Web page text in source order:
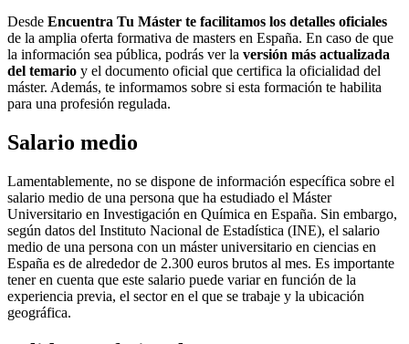
Desde Encuentra Tu Máster te facilitamos los detalles oficiales
de la amplia oferta formativa de masters en España. En caso de que
la información sea pública, podrás ver la versión más actualizada
del temario y el documento oficial que certifica la oficialidad del
máster. Además, te informamos sobre si esta formación te habilita
para una profesión regulada.
Salario medio
Lamentablemente, no se dispone de información específica sobre el
salario medio de una persona que ha estudiado el Máster
Universitario en Investigación en Química en España. Sin embargo,
según datos del Instituto Nacional de Estadística (INE), el salario
medio de una persona con un máster universitario en ciencias en
España es de alrededor de 2.300 euros brutos al mes. Es importante
tener en cuenta que este salario puede variar en función de la
experiencia previa, el sector en el que se trabaje y la ubicación
geográfica.